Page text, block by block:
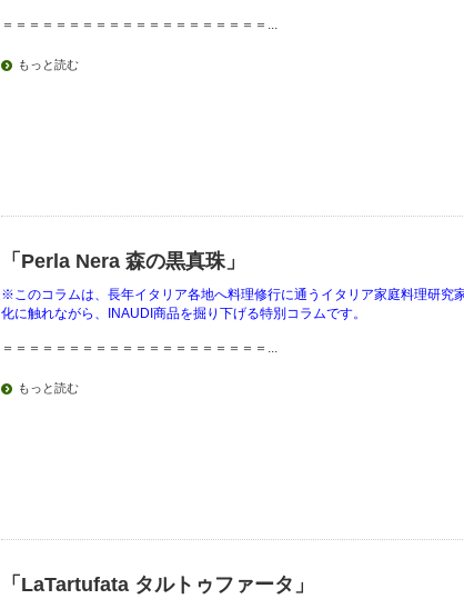
＝＝＝＝＝＝＝＝＝＝＝＝＝＝＝＝＝＝＝＝...
もっと読む
「Perla Nera 森の黒真珠」
※このコラムは、長年イタリア各地へ料理修行に通うイタリア家庭料理研
化に触れながら、INAUDI商品を掘り下げる特別コラムです。
＝＝＝＝＝＝＝＝＝＝＝＝＝＝＝＝＝＝＝＝...
もっと読む
「LaTartufata タルトゥファータ」